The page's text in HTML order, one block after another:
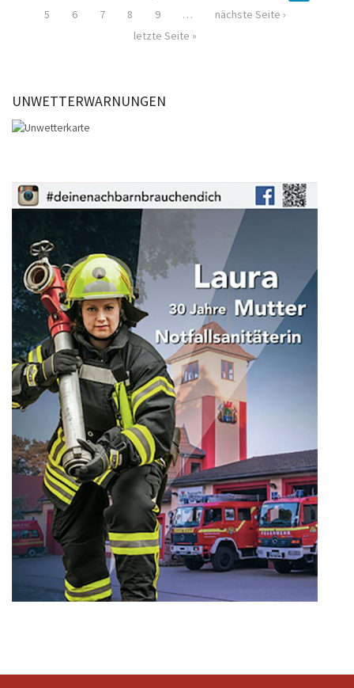
5
6 7 8 9 …
nächste Seite ›
letzte Seite »
UNWETTERWARNUNGEN